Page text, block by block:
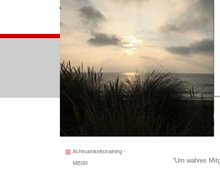
Achtsamkeitstraining -
MBSR
“Um wahres